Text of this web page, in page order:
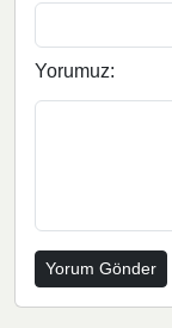
Yorumuz: